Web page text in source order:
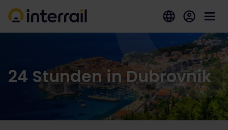
24 Stunden in Dubrovnik